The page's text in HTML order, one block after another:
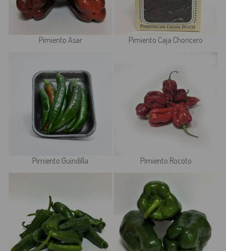
Pimiento Asar Pimiento Caja Choricero
Pimiento Guindilla Pimiento Rocoto